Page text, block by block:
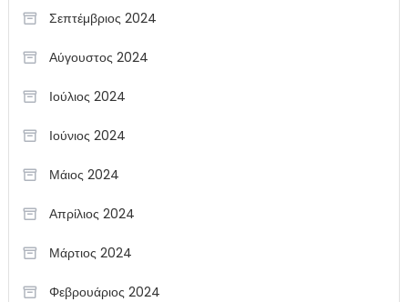
Σεπτέμβριος 2024
Αύγουστος 2024
Ιούλιος 2024
Ιούνιος 2024
Μάιος 2024
Απρίλιος 2024
Μάρτιος 2024
Φεβρουάριος 2024